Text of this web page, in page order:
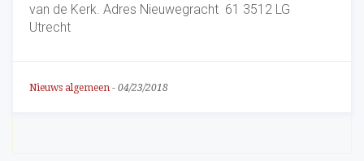
van de Kerk. Adres Nieuwegracht 61 3512 LG
Utrecht
Nieuws algemeen - 04/23/2018